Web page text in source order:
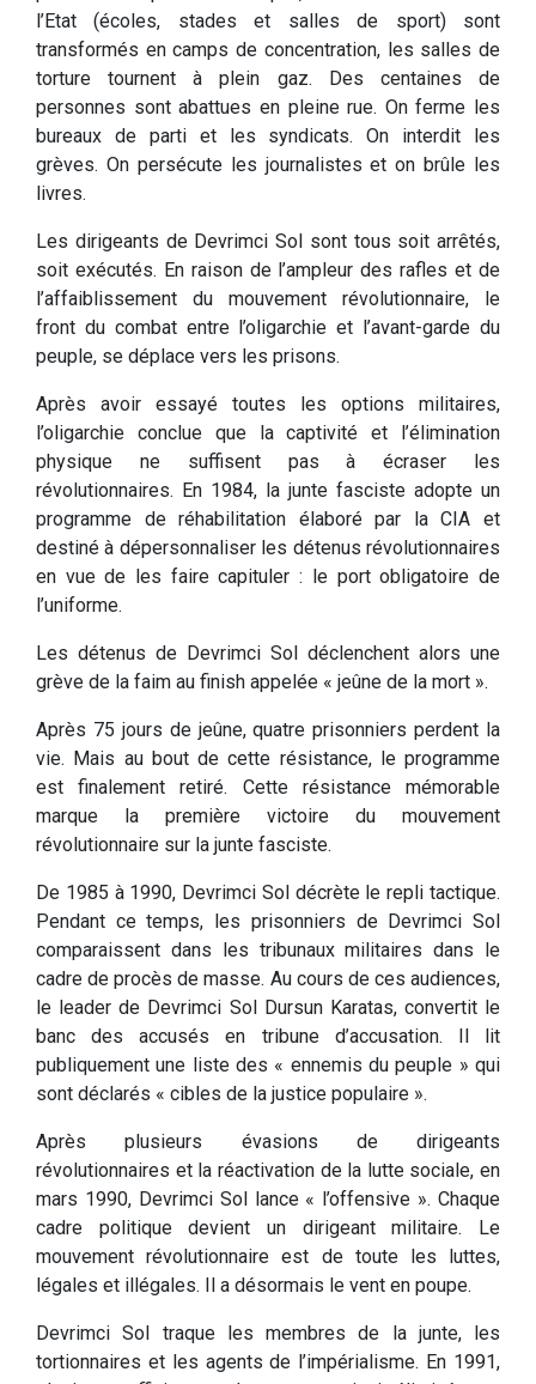
l’Etat (écoles, stades et salles de sport) sont
transformés en camps de concentration, les salles de
torture tournent à plein gaz. Des centaines de
personnes sont abattues en pleine rue. On ferme les
bureaux de parti et les syndicats. On interdit les
grèves. On persécute les journalistes et on brûle les
livres.
Les dirigeants de Devrimci Sol sont tous soit arrêtés,
soit exécutés. En raison de l’ampleur des rafles et de
l’affaiblissement du mouvement révolutionnaire, le
front du combat entre l’oligarchie et l’avant-garde du
peuple, se déplace vers les prisons.
Après avoir essayé toutes les options militaires,
l’oligarchie conclue que la captivité et l’élimination
physique ne suffisent pas à écraser les
révolutionnaires. En 1984, la junte fasciste adopte un
programme de réhabilitation élaboré par la CIA et
destiné à dépersonnaliser les détenus révolutionnaires
en vue de les faire capituler : le port obligatoire de
l’uniforme.
Les détenus de Devrimci Sol déclenchent alors une
grève de la faim au finish appelée « jeûne de la mort ».
Après 75 jours de jeûne, quatre prisonniers perdent la
vie. Mais au bout de cette résistance, le programme
est finalement retiré. Cette résistance mémorable
marque la première victoire du mouvement
révolutionnaire sur la junte fasciste.
De 1985 à 1990, Devrimci Sol décrète le repli tactique.
Pendant ce temps, les prisonniers de Devrimci Sol
comparaissent dans les tribunaux militaires dans le
cadre de procès de masse. Au cours de ces audiences,
le leader de Devrimci Sol Dursun Karatas, convertit le
banc des accusés en tribune d’accusation. Il lit
publiquement une liste des « ennemis du peuple » qui
sont déclarés « cibles de la justice populaire ».
Après plusieurs évasions de dirigeants
révolutionnaires et la réactivation de la lutte sociale, en
mars 1990, Devrimci Sol lance « l’offensive ». Chaque
cadre politique devient un dirigeant militaire. Le
mouvement révolutionnaire est de toute les luttes,
légales et illégales. Il a désormais le vent en poupe.
Devrimci Sol traque les membres de la junte, les
tortionnaires et les agents de l’impérialisme. En 1991,